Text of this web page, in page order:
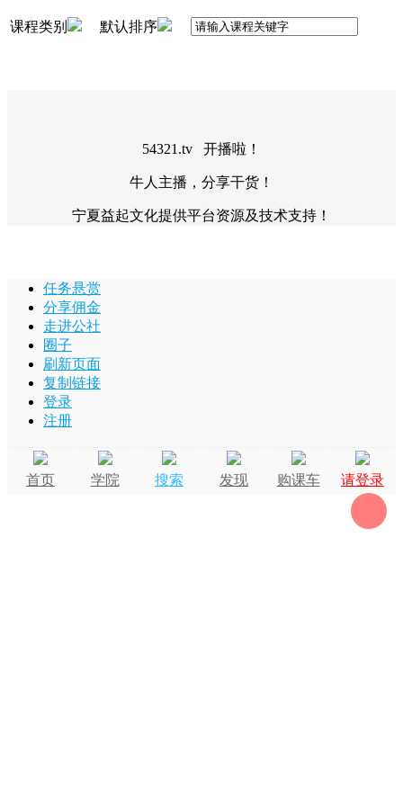
课程类别 默认排序
54321.tv 开播啦！
牛人主播，分享干货！
宁夏益起文化提供平台资源及技术支持！
任务悬赏
分享佣金
走进公社
圈子
刷新页面
复制链接
登录
注册
首页 学院 搜索 发现 购课车 请登录